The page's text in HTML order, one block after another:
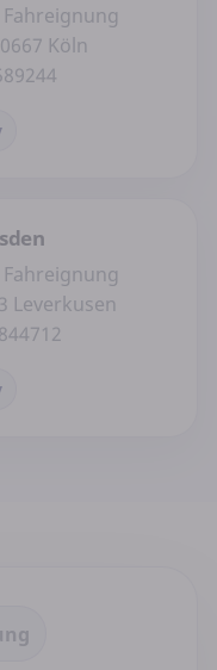
Köln
Leverkusen